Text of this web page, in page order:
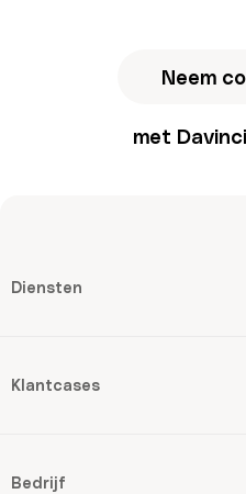
Neem
met
Diensten
Klantcases
Bedrijf